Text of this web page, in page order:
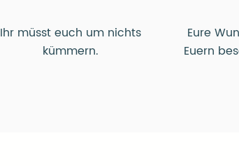
Ihr müsst euch um nichts
kümmern.
Eure
Euern